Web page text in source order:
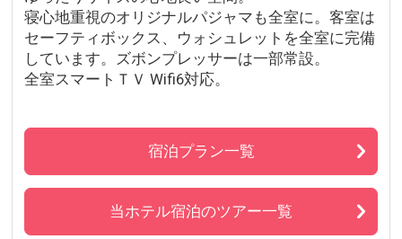
寝心地重視のオリジナルパジャマも全室に。客室は
セーフティボックス、ウォシュレットを全室に完備
しています。ズボンプレッサーは一部常設。
全室スマートＴＶ Wifi6対応。
宿泊プラン一覧
当ホテル宿泊のツアー一覧